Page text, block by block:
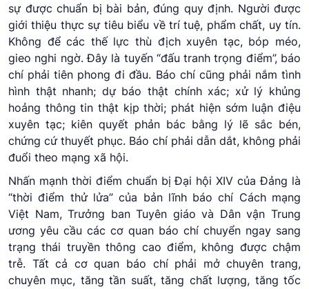
sự được chuẩn bị bài bản, đúng quy định. Người được
giới thiệu thực sự tiêu biểu về trí tuệ, phẩm chất, uy tín.
Không để các thế lực thù địch xuyên tạc, bóp méo,
gieo nghi ngờ. Đây là tuyến “đấu tranh trọng điểm”, báo
chí phải tiên phong đi đầu. Báo chí cũng phải nắm tình
hình thật nhanh; dự báo thật chính xác; xử lý khủng
hoảng thông tin thật kịp thời; phát hiện sớm luận điệu
xuyên tạc; kiên quyết phản bác bằng lý lẽ sắc bén,
chứng cứ thuyết phục. Báo chí phải dẫn dắt, không phải
đuổi theo mạng xã hội.
Nhấn mạnh thời điểm chuẩn bị Đại hội XIV của Đảng là
“thời điểm thử lửa” của bản lĩnh báo chí Cách mạng
Việt Nam, Trưởng ban Tuyên giáo và Dân vận Trung
ương yêu cầu các cơ quan báo chí chuyển ngay sang
trạng thái truyền thông cao điểm, không được chậm
trễ. Tất cả cơ quan báo chí phải mở chuyên trang,
chuyên mục, tăng tần suất, tăng chất lượng, tăng tốc